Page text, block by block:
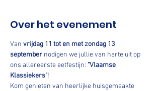
Over het evenement
Van vrijdag 11 tot en met zondag 13
september nodigen we jullie van harte uit op
ons allereerste eetfestijn: "Vlaamse
Klassiekers"!
Kom genieten van heerlijke huisgemaakte